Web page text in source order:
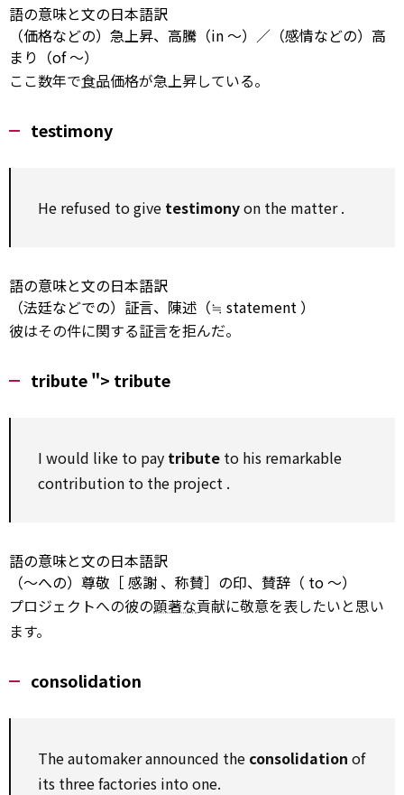
語の意味と文の日本語訳
（価格などの）急上昇、高騰（in ～）／（感情などの）高
まり（of ～）
ここ数年で食品価格が急上昇している。
testimony
He refused to give testimonyon the matter.
語の意味と文の日本語訳
（法廷などでの）証言、陳述（≒ statement ）
彼はその件に関する証言を拒んだ。
tribute "> tribute
I would like to pay tribute to his remarkable
contribution to the project .
語の意味と文の日本語訳
（～への）尊敬［ 感謝 、称賛］の印、賛辞（ to～）
プロジェクトへの彼の顕著な貢献に敬意を表したいと思い
ます。
consolidation
The automaker announced the consolidation of
its three factories into one.